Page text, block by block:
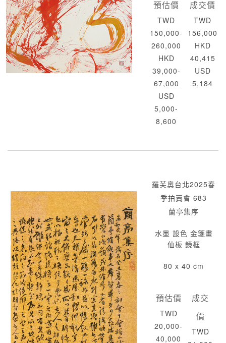
預估價
TWD
150,000-
260,000
HKD
39,000-
67,000
USD
5,000-
8,600
成交價
TWD
156,000
HKD
40,415
USD
5,184
羅芙奧台北2025春
季拍賣會 683
蘭亭集序
水墨 設色 金箋畫
仙板 鏡框
80 x 40 cm
預估價
TWD
20,000-
40,000
成交
價
TWD